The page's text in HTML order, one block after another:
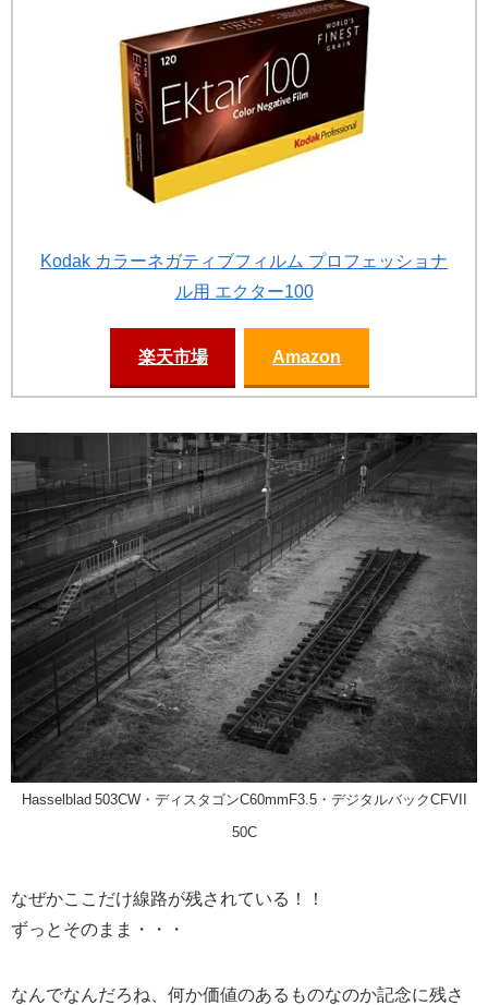
Kodak カラーネガティブフィルム プロフェッショナ
ル用 エクター100
楽天市場 Amazon
Hasselblad 503CW・ディスタゴンC60mmF3.5・デジタルバックCFVII
50C
なぜかここだけ線路が残されている！！
ずっとそのまま・・・
なんでなんだろね、何か価値のあるものなのか記念に残さ